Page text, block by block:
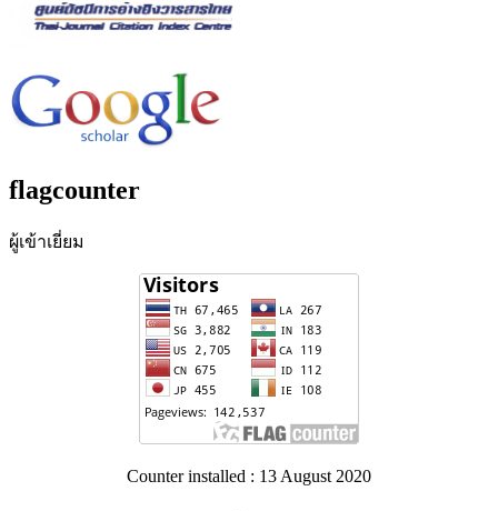
flagcounter
ผู้เข้าเยี่ยม
Counter installed : 13 August 2020